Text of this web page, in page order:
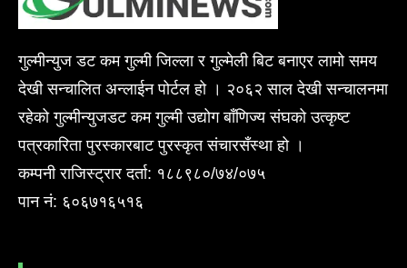
गुल्मीन्युज डट कम गुल्मी जिल्ला र गुल्मेली बिट बनाएर लामो समय
देखी सन्चालित अन्लाईन पोर्टल हो । २०६२ साल देखी सन्चालनमा
रहेको गुल्मीन्युजडट कम गुल्मी उद्योग बाँणिज्य संघको उत्कृष्ट
पत्रकारिता पुरस्कारबाट पुरस्कृत संचारसँस्था हो ।
कम्पनी राजिस्ट्रार दर्ता: १८८९८०/७४/०७५
पान नं: ६०६७१६५१६